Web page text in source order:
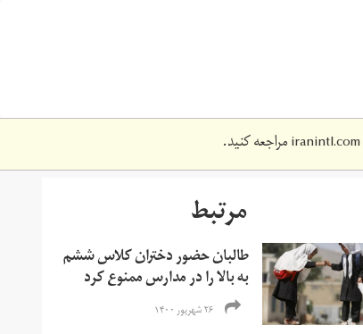
iranintl.comمراجعه کنید.
مرتبط
طالبان حضور دختران کلاس ششم
به بالا را در مدارس ممنوع کرد
۲۶ شهریور ۱۴۰۰